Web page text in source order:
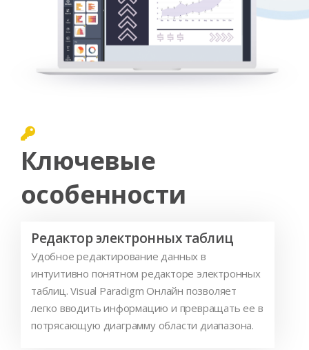
Ключевые
особенности
Редактор электронных таблиц
Удобное редактирование данных в
интуитивно понятном редакторе электронных
таблиц. Visual Paradigm Онлайн позволяет
легко вводить информацию и превращать ее в
потрясающую диаграмму области диапазона.